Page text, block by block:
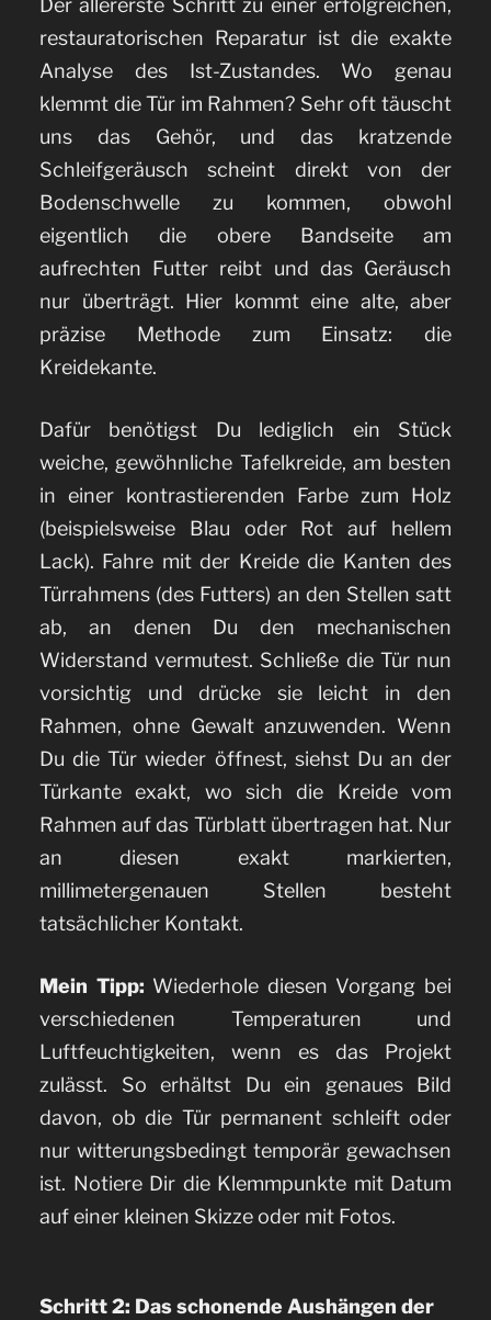
Der allererste Schritt zu einer erfolgreichen,
restauratorischen Reparatur ist die exakte
Analyse des Ist-Zustandes. Wo genau
klemmt die Tür im Rahmen? Sehr oft täuscht
uns das Gehör, und das kratzende
Schleifgeräusch scheint direkt von der
Bodenschwelle zu kommen, obwohl
eigentlich die obere Bandseite am
aufrechten Futter reibt und das Geräusch
nur überträgt. Hier kommt eine alte, aber
präzise Methode zum Einsatz: die
Kreidekante.
Dafür benötigst Du lediglich ein Stück
weiche, gewöhnliche Tafelkreide, am besten
in einer kontrastierenden Farbe zum Holz
(beispielsweise Blau oder Rot auf hellem
Lack). Fahre mit der Kreide die Kanten des
Türrahmens (des Futters) an den Stellen satt
ab, an denen Du den mechanischen
Widerstand vermutest. Schließe die Tür nun
vorsichtig und drücke sie leicht in den
Rahmen, ohne Gewalt anzuwenden. Wenn
Du die Tür wieder öffnest, siehst Du an der
Türkante exakt, wo sich die Kreide vom
Rahmen auf das Türblatt übertragen hat. Nur
an diesen exakt markierten,
millimetergenauen Stellen besteht
tatsächlicher Kontakt.
Mein Tipp: Wiederhole diesen Vorgang bei
verschiedenen Temperaturen und
Luftfeuchtigkeiten, wenn es das Projekt
zulässt. So erhältst Du ein genaues Bild
davon, ob die Tür permanent schleift oder
nur witterungsbedingt temporär gewachsen
ist. Notiere Dir die Klemmpunkte mit Datum
auf einer kleinen Skizze oder mit Fotos.
Schritt 2: Das schonende Aushängen der